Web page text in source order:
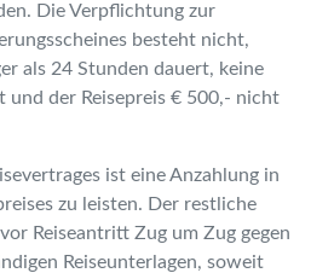
Die Verpflichtung zur
besteht nicht,
als 24 Stunden dauert, keine
und der Reisepreis € 500,- nicht
ist eine Anzahlung in
zu leisten. Der restliche
Reiseantritt Zug um Zug gegen
Reiseunterlagen, soweit